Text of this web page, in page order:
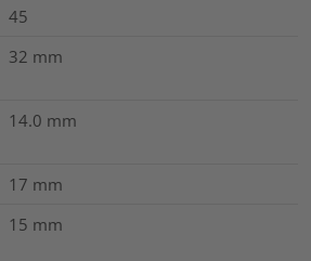
45
32 mm
14.0 mm
17 mm
15 mm